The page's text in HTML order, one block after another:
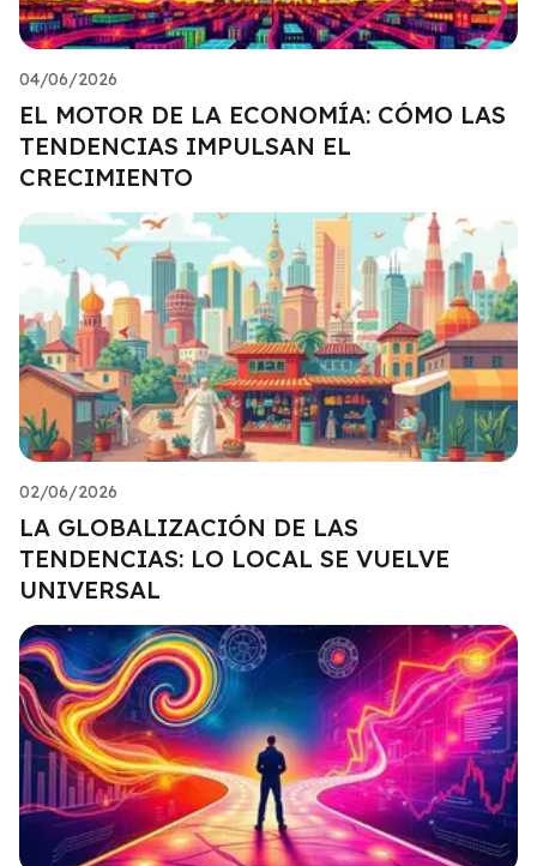
04/06/2026
EL MOTOR DE LA ECONOMÍA: CÓMO LAS
TENDENCIAS IMPULSAN EL
CRECIMIENTO
02/06/2026
LA GLOBALIZACIÓN DE LAS
TENDENCIAS: LO LOCAL SE VUELVE
UNIVERSAL